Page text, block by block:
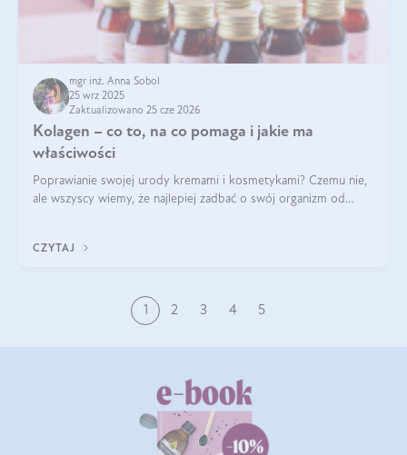
mgr inż. Anna Sobol
25 wrz 2025
Zaktualizowano 25 cze 2026
Kolagen – co to, na co pomaga i jakie ma
właściwości
Poprawianie swojej urody kremami i kosmetykami? Czemu nie,
ale wszyscy wiemy, że najlepiej zadbać o swój organizm od
wysokiej jakości suplem
CZYTAJ
1 2 3 4 5